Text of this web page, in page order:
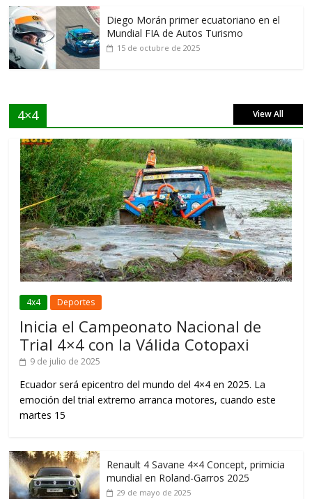
Diego Morán primer ecuatoriano en el
Mundial FIA de Autos Turismo
15 de octubre de 2025
4×4 View All
4x4 Deportes
Inicia el Campeonato Nacional de
Trial 4×4 con la Válida Cotopaxi
9 de julio de 2025
Ecuador será epicentro del mundo del 4×4 en 2025. La
emoción del trial extremo arranca motores, cuando este
martes 15
Renault 4 Savane 4×4 Concept, primicia
mundial en Roland-Garros 2025
29 de mayo de 2025